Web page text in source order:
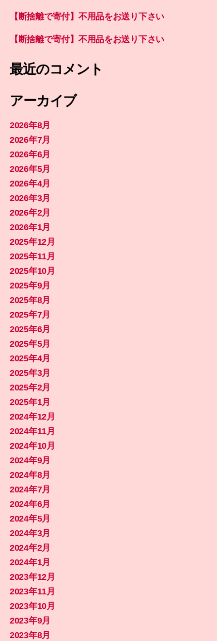
【断捨離で寄付】不用品をお送り下さい
【断捨離で寄付】不用品をお送り下さい
最近のコメント
アーカイブ
2026年8月
2026年7月
2026年6月
2026年5月
2026年4月
2026年3月
2026年2月
2026年1月
2025年12月
2025年11月
2025年10月
2025年9月
2025年8月
2025年7月
2025年6月
2025年5月
2025年4月
2025年3月
2025年2月
2025年1月
2024年12月
2024年11月
2024年10月
2024年9月
2024年8月
2024年7月
2024年6月
2024年5月
2024年3月
2024年2月
2024年1月
2023年12月
2023年11月
2023年10月
2023年9月
2023年8月